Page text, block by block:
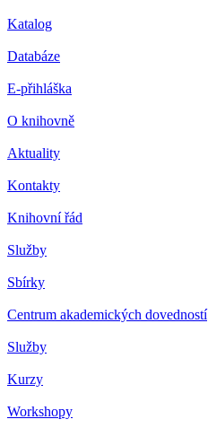
Katalog
Databáze
E-přihláška
O knihovně
Aktuality
Kontakty
Knihovní řád
Služby
Sbírky
Centrum akademických dovedností
Služby
Kurzy
Workshopy